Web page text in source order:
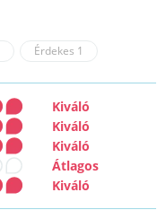
Érdekes 1
Kiváló
Kiváló
Kiváló
Átlagos
Kiváló